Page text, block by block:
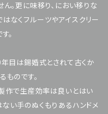
。更に味移り、におい移りな
なくフルーツやアイスクリー
。
目は錫婚式とされて古くか
ものです。
作で生産効率は良いとはい
い手のぬくもりあるハンドメ